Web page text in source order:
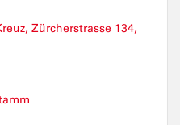
Zürcherstrasse 134,